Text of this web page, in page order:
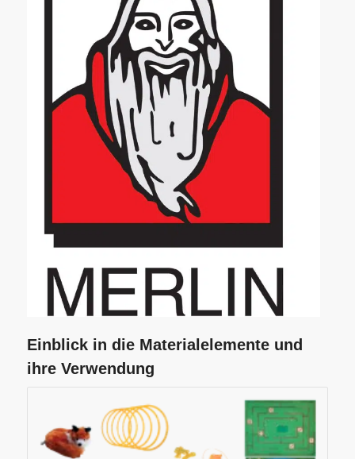
Einblick in die Materialelemente und
ihre Verwendung